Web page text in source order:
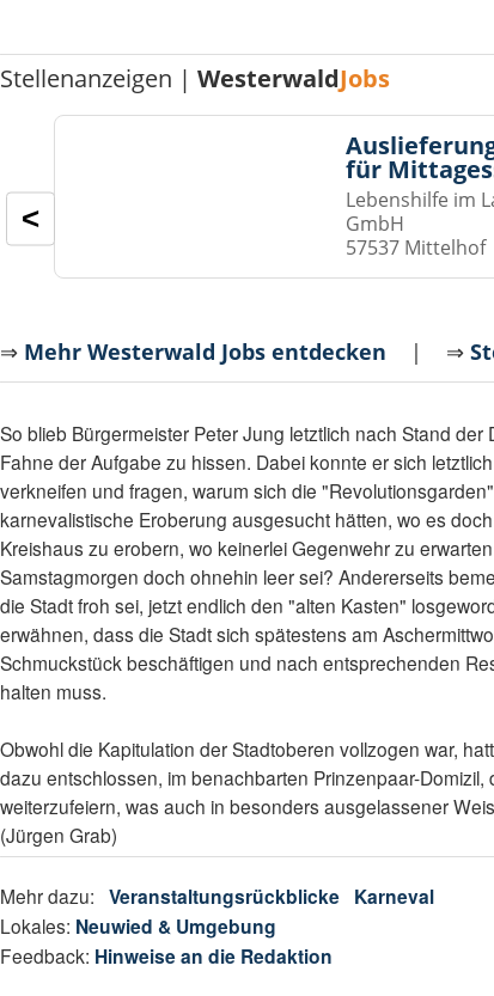
Stellenanzeigen |WesterwaldJobs
für
Lebenshilfe im
GmbH
57537 Mittelhof
<
⇒ Mehr Westerwald Jobs entdecken | ⇒
So blieb Bürgermeister Peter Jung letztlich nach Stand
Fahne der Aufgabe zu hissen. Dabei konnte er sich
verkneifen und fragen, warum sich die
karnevalistische Eroberung ausgesucht hätten, wo es
Kreishaus zu erobern, wo keinerlei Gegenwehr zu
Samstagmorgen doch ohnehin leer sei? Andererseits
die Stadt froh sei, jetzt endlich den "alten Kasten"
erwähnen, dass die Stadt sich spätestens am
Schmuckstück beschäftigen und nach entsprechenden
halten muss.
Obwohl die Kapitulation der Stadtoberen vollzogen war,
dazu entschlossen, im benachbarten Prinzenpaar-
weiterzufeiern, was auch in besonders ausgelassener
(Jürgen Grab)
Mehr dazu:Veranstaltungsrückblicke Karneval
Lokales: Neuwied & Umgebung
Feedback: Hinweise an die Redaktion